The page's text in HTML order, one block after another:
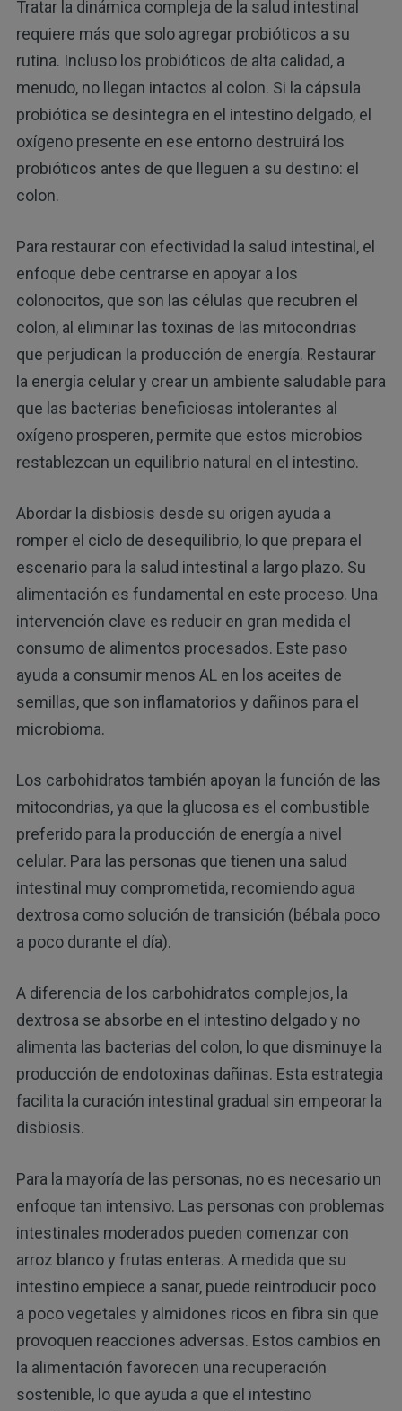
Tratar la dinámica compleja de la salud intestinal
requiere más que solo agregar probióticos a su
rutina. Incluso los probióticos de alta calidad, a
menudo, no llegan intactos al colon. Si la cápsula
probiótica se desintegra en el intestino delgado, el
oxígeno presente en ese entorno destruirá los
probióticos antes de que lleguen a su destino: el
colon.
Para restaurar con efectividad la salud intestinal, el
enfoque debe centrarse en apoyar a los
colonocitos, que son las células que recubren el
colon, al eliminar las toxinas de las mitocondrias
que perjudican la producción de energía. Restaurar
la energía celular y crear un ambiente saludable para
que las bacterias beneficiosas intolerantes al
oxígeno prosperen, permite que estos microbios
restablezcan un equilibrio natural en el intestino.
Abordar la disbiosis desde su origen ayuda a
romper el ciclo de desequilibrio, lo que prepara el
escenario para la salud intestinal a largo plazo. Su
alimentación es fundamental en este proceso. Una
intervención clave es reducir en gran medida el
consumo de alimentos procesados. Este paso
ayuda a consumir menos AL en los aceites de
semillas, que son inflamatorios y dañinos para el
microbioma.
Los carbohidratos también apoyan la función de las
mitocondrias, ya que la glucosa es el combustible
preferido para la producción de energía a nivel
celular. Para las personas que tienen una salud
intestinal muy comprometida, recomiendo agua
dextrosa como solución de transición (bébala poco
a poco durante el día).
A diferencia de los carbohidratos complejos, la
dextrosa se absorbe en el intestino delgado y no
alimenta las bacterias del colon, lo que disminuye la
producción de endotoxinas dañinas. Esta estrategia
facilita la curación intestinal gradual sin empeorar la
disbiosis.
Para la mayoría de las personas, no es necesario un
enfoque tan intensivo. Las personas con problemas
intestinales moderados pueden comenzar con
arroz blanco y frutas enteras. A medida que su
intestino empiece a sanar, puede reintroducir poco
a poco vegetales y almidones ricos en fibra sin que
provoquen reacciones adversas. Estos cambios en
la alimentación favorecen una recuperación
sostenible, lo que ayuda a que el intestino